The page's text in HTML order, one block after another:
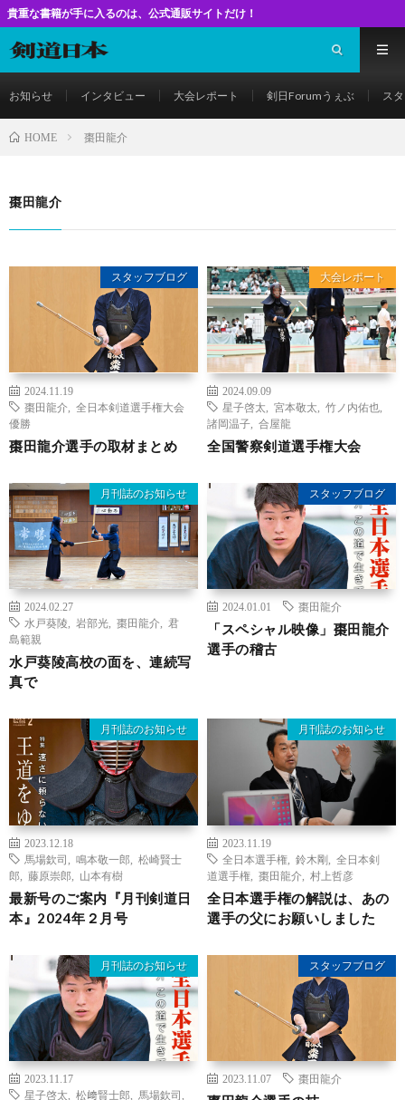
入るのは、公式通販サイトだけ！
お知らせ インタビュー 大会レポート 剣日Forumうぇぶ ス
HOME 棗田龍介
棗田龍介
スタッフブログ
2024.11.19
棗田龍介
全日本剣道選手権大会
優勝
棗田龍介選手の取材まとめ
大会レポート
2024.09.09
星子啓太
宮本敬太 竹ノ内佑也
諸岡温子
合屋龍
全国警察剣道選手権大会
月刊誌のお知らせ
2024.02.27
水戸葵陵
岩部光 棗田龍介
君
島範親
水戸葵陵高校の面を、連続写
真で
スタッフブログ
2024.01.01 棗田龍介
「スペシャル映像」棗田龍介
選手の稽古
月刊誌のお知らせ
2023.12.18
馬場欽司
鳴本敬一郎
松崎賢士
郎
藤原崇郎 山本有樹
最新号のご案内『月刊剣道日
本』2024年２月号
月刊誌のお知らせ
2023.11.19
全日本選手権
鈴木剛
全日本剣
道選手権
棗田龍介 村上哲彦
全日本選手権の解説は、あの
選手の父にお願いしました
月刊誌のお知らせ
2023.11.17
星子啓太
松﨑賢士郎 馬場欽司
スタッフブログ
2023.11.07 棗田龍介